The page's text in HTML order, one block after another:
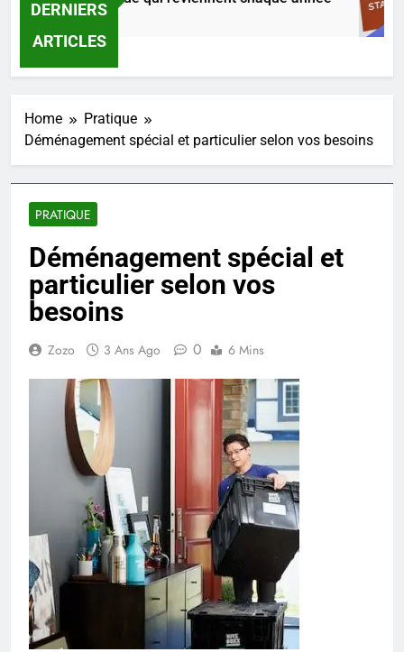
DERNIERS
ARTICLES
Ago
Home
Pratique
Déménagement spécial et particulier selon vos besoins
PRATIQUE
Déménagement spécial et
particulier selon vos
besoins
Zozo 3 Ans Ago 0 6 Mins